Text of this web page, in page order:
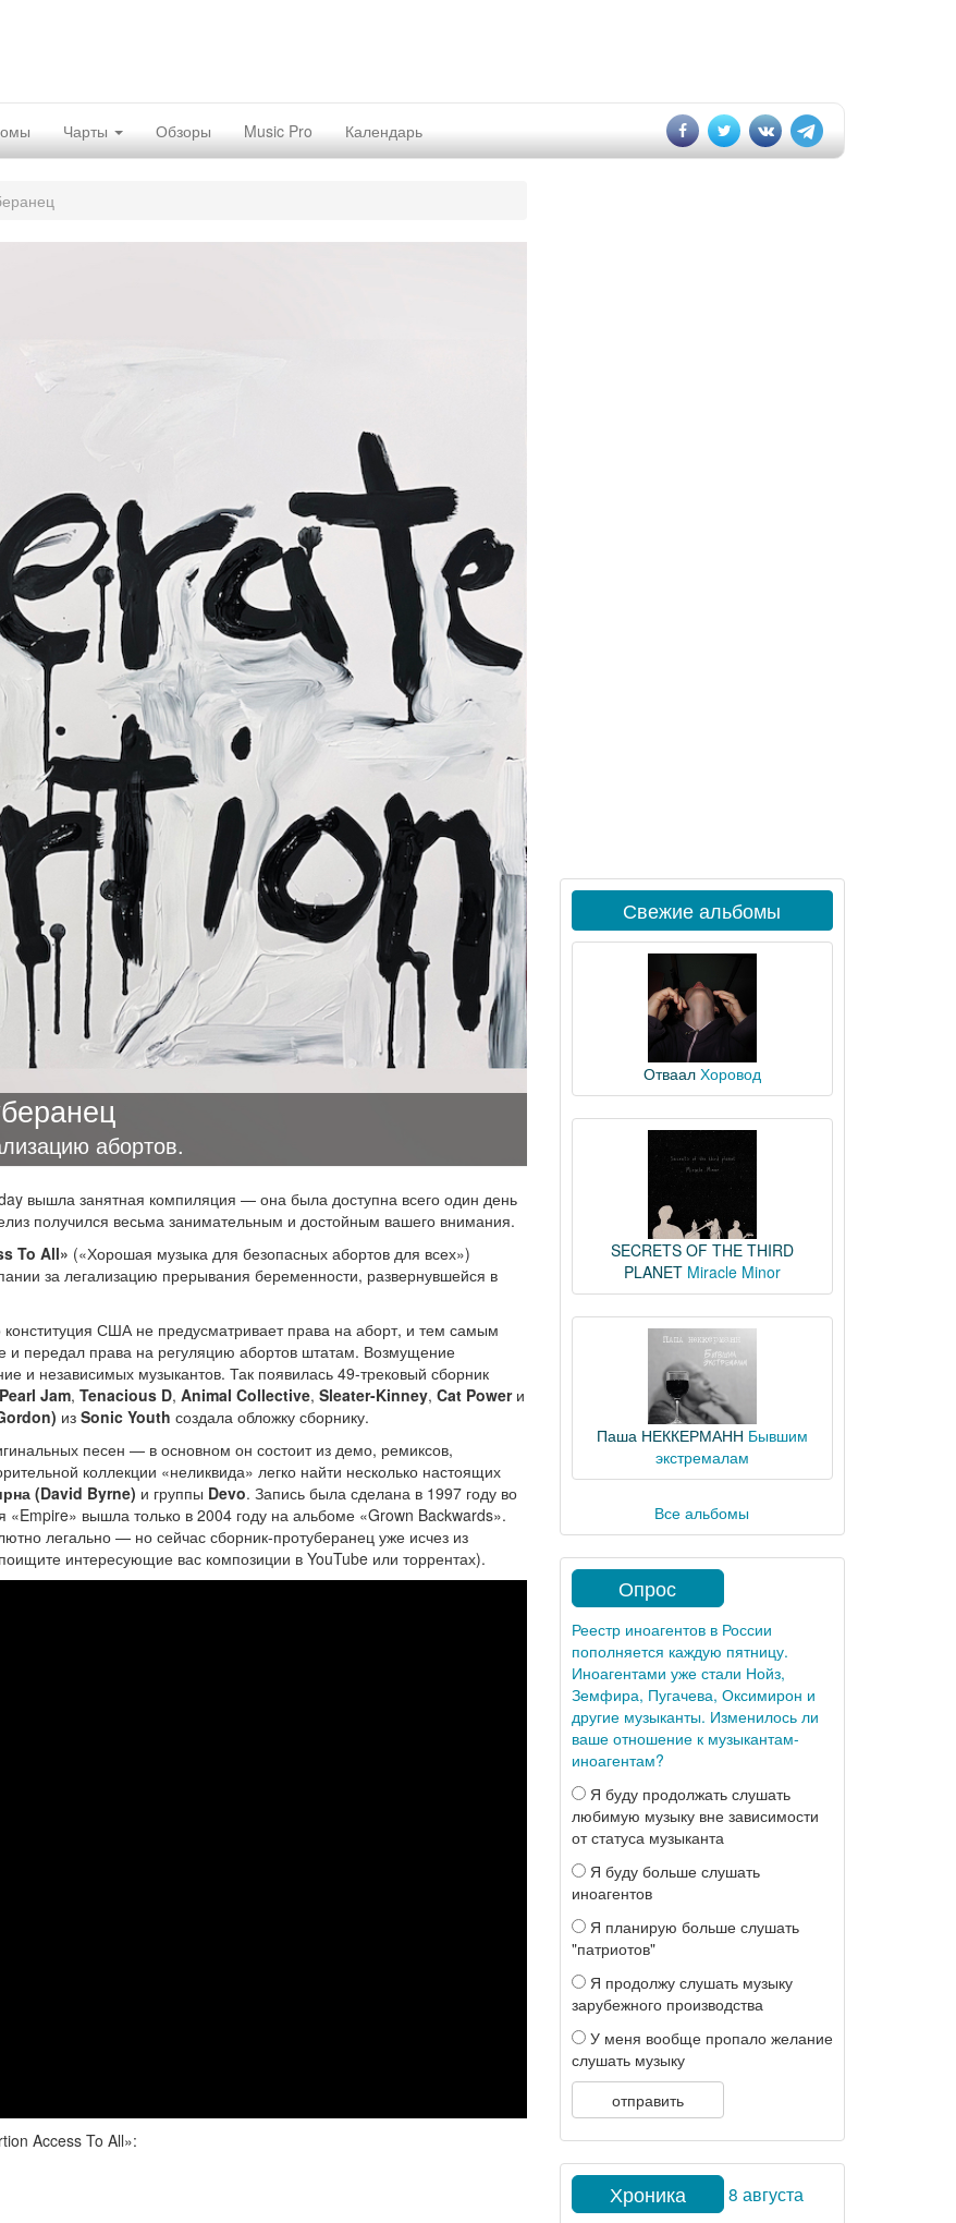
Чарты Обзоры Music Pro Календарь
абортов.
вышла занятная компиляция — она была доступна всего один день
получился весьма занимательным и достойным вашего внимания.
To All» («Хорошая музыка для безопасных абортов для всех»)
за легализацию прерывания беременности, развернувшейся в
США не предусматривает права на аборт, и тем самым
передал права на регуляцию абортов штатам. Возмущение
и независимых музыкантов. Так появилась 49-трековый сборник
Pearl Jam, Tenacious D, Animal Collective, Sleater-Kinney, Cat Powerи
из Sonic Youth создала обложку сборнику.
песен — в основном он состоит из демо, ремиксов,
коллекции «неликвида» легко найти несколько настоящих
(David Byrne) и группы Devo. Запись была сделана в 1997 году во
вышла только в 2004 году на альбоме «Grown Backwards».
легально — но сейчас сборник-протуберанец уже исчез из
интересующие вас композиции в YouTube или торрентах).
Access To All»:
Свежие альбомы
Отваал Хоровод
SECRETS OF THE THIRD
PLANET Miracle Minor
Паша НЕККЕРМАНН Бывшим
экстремалам
Все альбомы
Опрос
Реестр иноагентов в России
пополняется каждую пятницу.
Иноагентами уже стали Нойз,
Земфира, Пугачева, Оксимирон и
другие музыканты. Изменилось ли
ваше отношение к музыкантам-
иноагентам?
Я буду продолжать слушать
любимую музыку вне зависимости
от статуса музыканта
Я буду больше слушать
иноагентов
Я планирую больше слушать
"патриотов"
Я продолжу слушать музыку
зарубежного производства
У меня вообще пропало желание
слушать музыку
отправить
Хроника 8 августа